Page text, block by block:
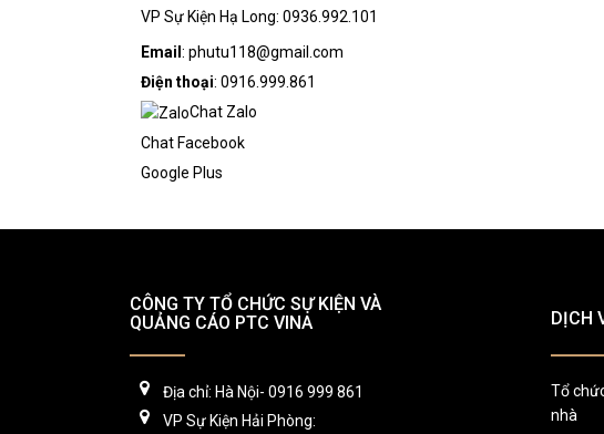
VP Sự Kiện Hạ Long: 0936.992.101
Email : phutu118@gmail.com
Điện thoại: 0916.999.861
Chat Zalo
Chat Facebook
Google Plus
CÔNG TY TỔ CHỨC SỰ KIỆN VÀ
QUẢNG CÁO PTC VINA
Địa chỉ: Hà Nội- 0916 999 861
VP Sự Kiện Hải Phòng:
DỊCH
Tổ
nhà